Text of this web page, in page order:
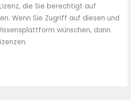
die Sie berechtigt auf
Wenn Sie Zugriff auf diesen und
wünschen, dann